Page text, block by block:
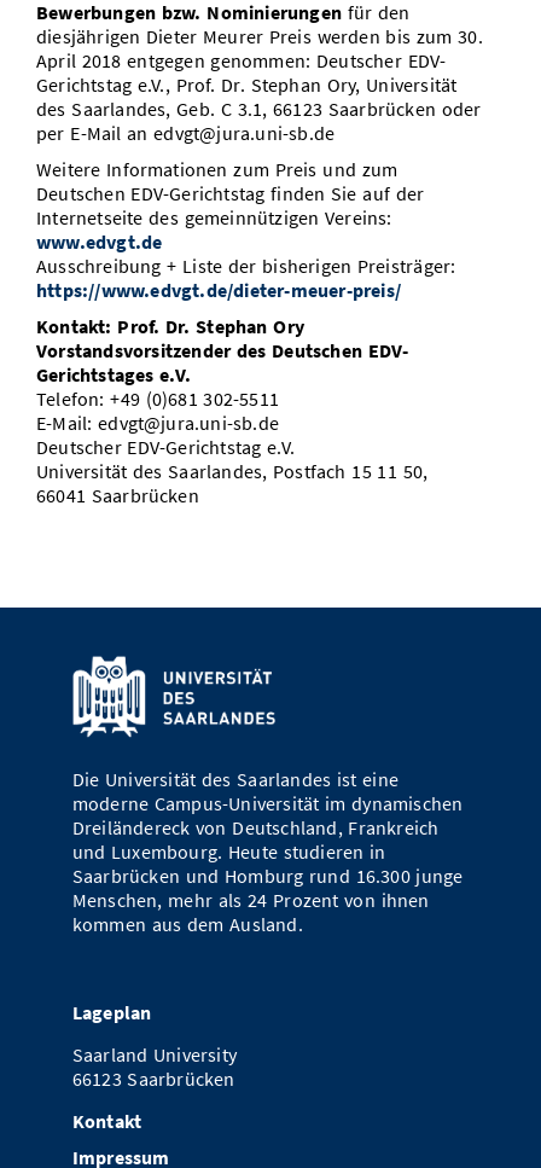
Bewerbungen bzw. Nominierungen für den
diesjährigen Dieter Meurer Preis werden bis zum 30.
April 2018 entgegen genommen: Deutscher EDV-
Gerichtstag e.V., Prof. Dr. Stephan Ory, Universität
des Saarlandes, Geb. C 3.1, 66123 Saarbrücken oder
per E-Mail an edvgt@jura.uni-sb.de
Weitere Informationen zum Preis und zum
Deutschen EDV-Gerichtstag finden Sie auf der
Internetseite des gemeinnützigen Vereins:
www.edvgt.de
Ausschreibung + Liste der bisherigen Preisträger:
https://www.edvgt.de/dieter-meuer-preis/
Kontakt: Prof. Dr. Stephan Ory
Vorstandsvorsitzender des Deutschen EDV-
Gerichtstages e.V.
Telefon: +49 (0)681 302-5511
E-Mail: edvgt@jura.uni-sb.de
Deutscher EDV-Gerichtstag e.V.
Universität des Saarlandes, Postfach 15 11 50,
66041 Saarbrücken
Die Universität des Saarlandes ist eine
moderne Campus-Universität im dynamischen
Dreiländereck von Deutschland, Frankreich
und Luxembourg. Heute studieren in
Saarbrücken und Homburg rund 16.300 junge
Menschen, mehr als 24 Prozent von ihnen
kommen aus dem Ausland.
Lageplan
Saarland University
66123 Saarbrücken
Kontakt
Impressum